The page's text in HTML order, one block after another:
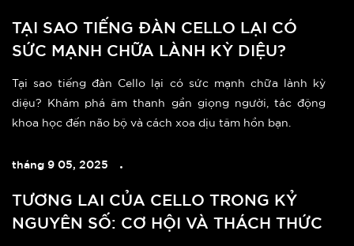
TẠI SAO TIẾNG ĐÀN CELLO LẠI CÓ
SỨC MẠNH CHỮA LÀNH KỲ DIỆU?
Tại sao tiếng đàn Cello lại có sức mạnh chữa lành kỳ
diệu? Khám phá âm thanh gần giọng người, tác động
khoa học đến não bộ và cách xoa dịu tâm hồn bạn.
tháng 9 05, 2025
TƯƠNG LAI CỦA CELLO TRONG KỶ
NGUYÊN SỐ: CƠ HỘI VÀ THÁCH THỨC